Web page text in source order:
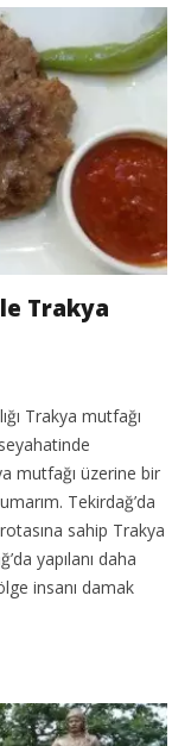
Trakya
Trakya mutfağı
mutfağı üzerine bir
Tekirdağ’da
sahip Trakya
yapılanı daha
insanı damak